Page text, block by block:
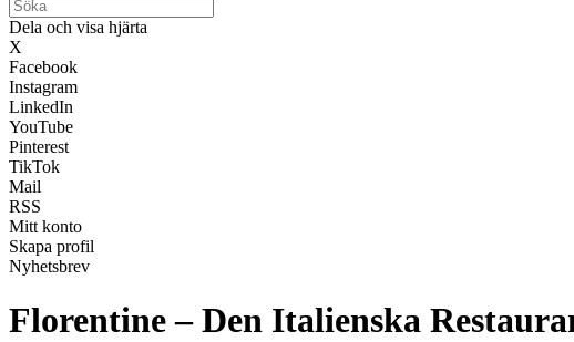
Dela och visa hjärta
X
Facebook
Instagram
LinkedIn
YouTube
Pinterest
TikTok
Mail
RSS
Mitt konto
Skapa profil
Nyhetsbrev
Florentine – Den Italienska